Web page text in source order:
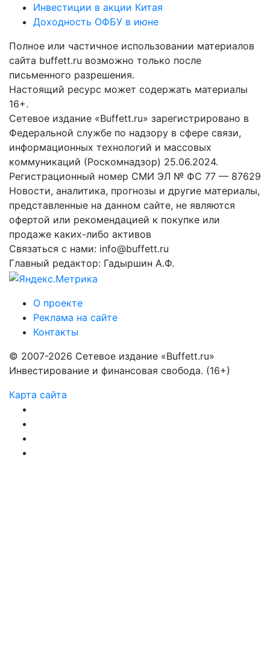
Инвестиции в акции Китая
Доходность ОФБУ в июне
Полное или частичное использовании материалов
сайта buffett.ru возможно только после
письменного разрешения.
Настоящий ресурс может содержать материалы
16+.
Сетевое издание «Buffett.ru» зарегистрировано в
Федеральной службе по надзору в сфере связи,
информационных технологий и массовых
коммуникаций (Роскомнадзор) 25.06.2024.
Регистрационный номер СМИ ЭЛ № ФС 77 — 87629
Новости, аналитика, прогнозы и другие материалы,
представленные на данном сайте, не являются
офертой или рекомендацией к покупке или
продаже каких-либо активов
Связаться с нами: info@buffett.ru
Главный редактор: Гадыршин А.Ф.
О проекте
Реклама на сайте
Контакты
© 2007-2026 Сетевое издание «Buffett.ru»
Инвестирование и финансовая свобода. (16+)
Карта сайта